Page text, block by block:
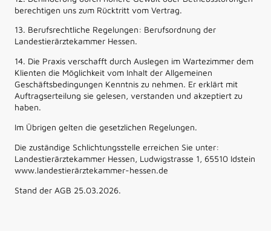
berechtigen uns zum Rücktritt vom Vertrag.
13. Berufsrechtliche Regelungen: Berufsordnung der
Landestierärztekammer Hessen.
14. Die Praxis verschafft durch Auslegen im Wartezimmer dem
Klienten die Möglichkeit vom Inhalt der Allgemeinen
Geschäftsbedingungen Kenntnis zu nehmen. Er erklärt mit
Auftragserteilung sie gelesen, verstanden und akzeptiert zu
haben.
Im Übrigen gelten die gesetzlichen Regelungen.
Die zuständige Schlichtungsstelle erreichen Sie unter:
Landestierärztekammer Hessen, Ludwigstrasse 1, 65510 Idstein
www.landestierärztekammer-hessen.de
Stand der AGB 25.03.2026.